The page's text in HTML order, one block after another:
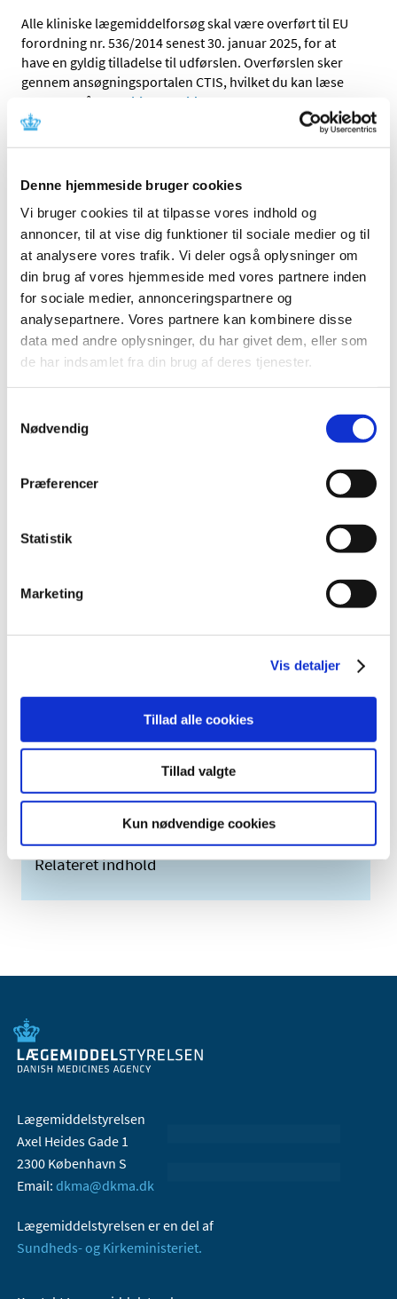
Denne hjemmeside bruger cookies
Vi bruger cookies til at tilpasse vores indhold og
annoncer, til at vise dig funktioner til sociale medier og til
at analysere vores trafik. Vi deler også oplysninger om
din brug af vores hjemmeside med vores partnere inden
for sociale medier, annonceringspartnere og
analysepartnere. Vores partnere kan kombinere disse
data med andre oplysninger, du har givet dem, eller som
de har indsamlet fra din brug af deres tjenester.
Nødvendig
Præferencer
Statistik
Marketing
Vis detaljer
Tillad alle cookies
Tillad valgte
Kun nødvendige cookies
Alle kliniske lægemiddelforsøg skal være overført til EU
forordning nr. 536/2014 senest 30. januar 2025, for at
have en gyldig tilladelse til udførslen. Overførslen sker
gennem ansøgningsportalen CTIS, hvilket du kan læse
mere om på
vores hjemmeside
Ved overgangen af godkendte kliniske forsøg, vil der ikke
før 1. juli 2017 og hidtil har været omfattet af
gebyrfritagelse for årsgebyr, vil blive opkrævet et
årsgebyr ved transitionstidspunktet (jf.
gebyrbekendtgørelse nr 102 af 18/01/2022). Årsagen er,
at gebyrfritagelsen frafalder ved overgangen til
forordningen.
Strukturændring ift. opkrævning af årsgebyrer, træder i
kraft fra 2024 og vil se således ud:
opkræves ultimo marts det efterfølgende år, mens
ansøgninger godkendt det sidste halvår (jul-dec)
Alle kliniske forsøg vil blive opkrævet første gang
Der vil ultimo 2024 blive foretaget en opsamling
overgået til forordningen.
genindført gebyrer for ikke-kommercielle kliniske forsøg
Emner
Kliniske forsøg
Relateret indhold
Lægemiddelstyrelsen
Axel Heides Gade 1
2300 København S
Email: dkma@dkma.dk
Lægemiddelstyrelsen er en del af
Sundheds- og Kirkeministeriet.